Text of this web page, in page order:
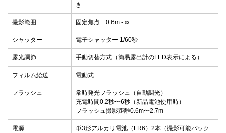
き
撮影範囲 固定焦点 0.6m - ∞
シャッター 電子シャッター 1/60秒
露光調節 手動切替方式（簡易露出計のLED表示による）
フィルム給送 電動式
フラッシュ
常時発光フラッシュ（自動調光）
充電時間0.2秒〜6秒（新品電池使用時）
フラッシュ撮影距離0.6m〜2.7m
電源
単3形アルカリ電池（LR6）2本（撮影可能パック